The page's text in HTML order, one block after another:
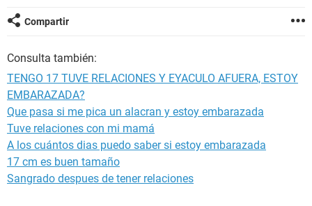
Compartir
Consulta también:
TENGO 17 TUVE RELACIONES Y EYACULO AFUERA, ESTOY
EMBARAZADA?
Que pasa si me pica un alacran y estoy embarazada
Tuve relaciones con mi mamá
A los cuántos dias puedo saber si estoy embarazada
17 cm es buen tamaño
Sangrado despues de tener relaciones